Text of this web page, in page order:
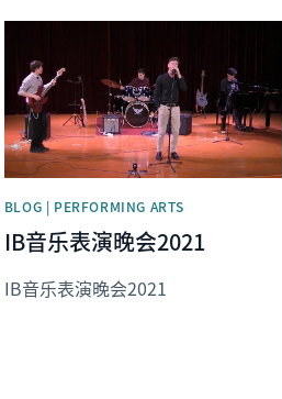
BLOG | PERFORMING ARTS
IB音乐表演晚会2021
IB音乐表演晚会2021